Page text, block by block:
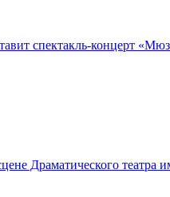
спектакль-концерт
Драматического театра